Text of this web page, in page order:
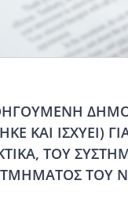
ΚΑΙ ΙΣΧΥΕΙ)
ΤΟΥ
ΤΜΗΜΑΤΟΣ ΤΟΥ